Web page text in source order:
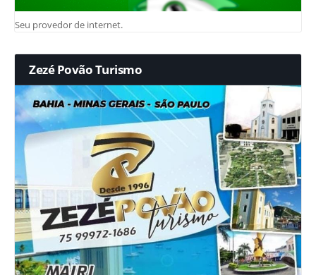
Seu provedor de internet.
Zezé Povão Turismo